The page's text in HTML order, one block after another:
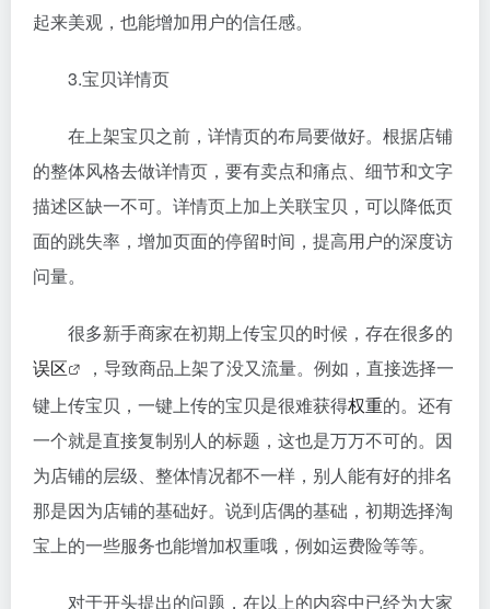
起来美观，也能增加用户的信任感。
3.宝贝详情页
在上架宝贝之前，详情页的布局要做好。根据店铺
的整体风格去做详情页，要有卖点和痛点、细节和文字
描述区缺一不可。详情页上加上关联宝贝，可以降低页
面的跳失率，增加页面的停留时间，提高用户的深度访
问量。
很多新手商家在初期上传宝贝的时候，存在很多的
误区
，导致商品上架了没又流量。例如，直接选择一
键上传宝贝，一键上传的宝贝是很难获得权重的。还有
一个就是直接复制别人的标题，这也是万万不可的。因
为店铺的层级、整体情况都不一样，别人能有好的排名
那是因为店铺的基础好。说到店偶的基础，初期选择淘
宝上的一些服务也能增加权重哦，例如运费险等等。
对于开头提出的问题，在以上的内容中已经为大家